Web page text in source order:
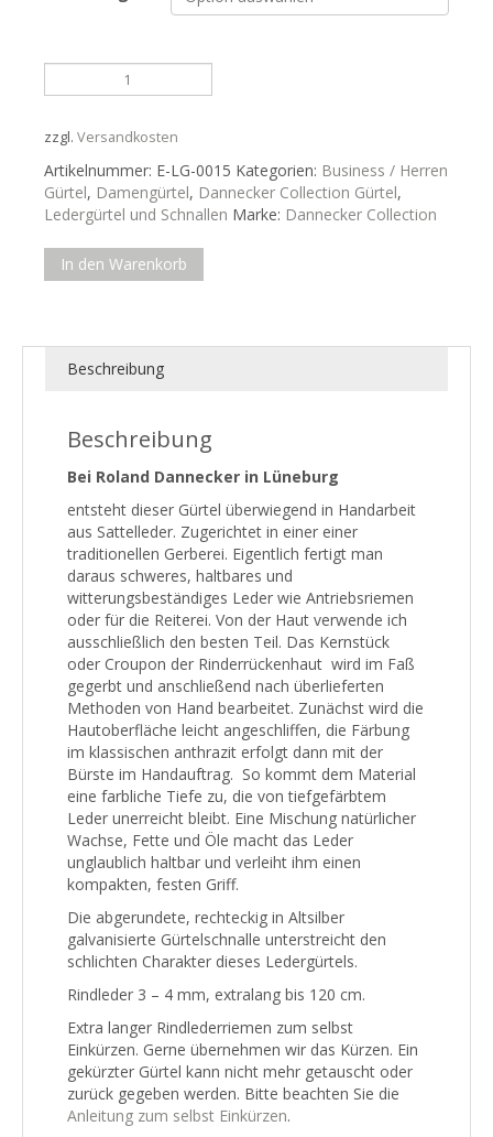
Rindledergürtel
in
E-
LG-
0015
Menge
zzgl. Versandkosten
Artikelnummer: E-LG-0015 Kategorien: Business / Herren
Gürtel, Damengürtel, Dannecker Collection Gürtel,
Ledergürtel und Schnallen Marke: Dannecker Collection
In den Warenkorb
Beschreibung
Beschreibung
Bei Roland Dannecker in Lüneburg
entsteht dieser Gürtel überwiegend in Handarbeit
aus Sattelleder. Zugerichtet in einer einer
traditionellen Gerberei. Eigentlich fertigt man
daraus schweres, haltbares und
witterungsbeständiges Leder wie Antriebsriemen
oder für die Reiterei. Von der Haut verwende ich
ausschließlich den besten Teil. Das Kernstück
oder Croupon der Rinderrückenhaut wird im Faß
gegerbt und anschließend nach überlieferten
Methoden von Hand bearbeitet. Zunächst wird die
Hautoberfläche leicht angeschliffen, die Färbung
im klassischen anthrazit erfolgt dann mit der
Bürste im Handauftrag. So kommt dem Material
eine farbliche Tiefe zu, die von tiefgefärbtem
Leder unerreicht bleibt. Eine Mischung natürlicher
Wachse, Fette und Öle macht das Leder
unglaublich haltbar und verleiht ihm einen
kompakten, festen Griff.
Die abgerundete, rechteckig in Altsilber
galvanisierte Gürtelschnalle unterstreicht den
schlichten Charakter dieses Ledergürtels.
Rindleder 3 – 4 mm, extralang bis 120 cm.
Extra langer Rindlederriemen zum selbst
Einkürzen. Gerne übernehmen wir das Kürzen. Ein
gekürzter Gürtel kann nicht mehr getauscht oder
zurück gegeben werden. Bitte beachten Sie die
Anleitung zum selbst Einkürzen.